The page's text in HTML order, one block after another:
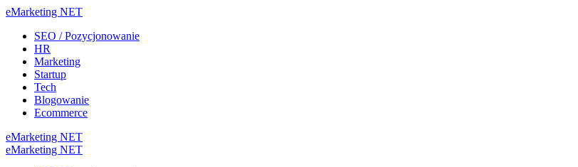
eMarketing NET
SEO / Pozycjonowanie
HR
Marketing
Startup
Tech
Blogowanie
Ecommerce
eMarketing NET
eMarketing NET